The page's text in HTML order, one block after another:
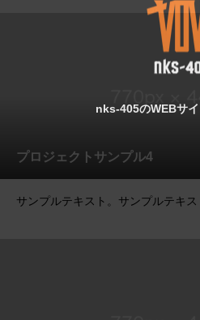
nks-405のWEBサ
プロジェクトサンプル4
サンプルテキスト。サンプルテキス